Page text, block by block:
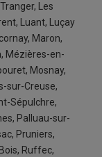
Les
Luant, Luçay
Maron,
Mézières-en-
Mosnay,
sur-Creuse,
Sépulchre,
Palluau-sur-
Pruniers,
Ruffec,